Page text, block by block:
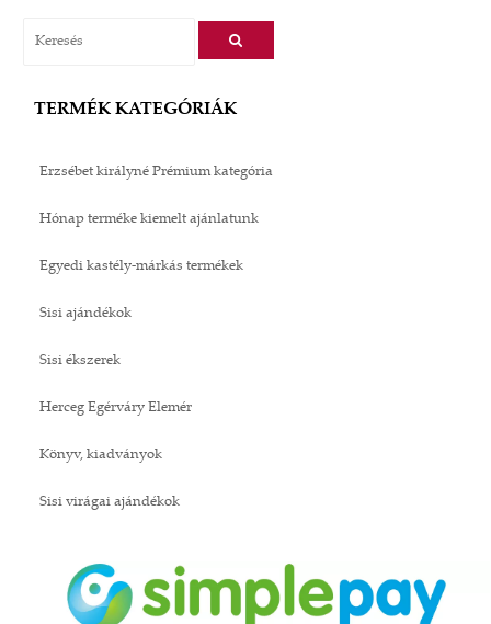
TERMÉK KATEGÓRIÁK
Erzsébet királyné Prémium kategória
Hónap terméke kiemelt ajánlatunk
Egyedi kastély-márkás termékek
Sisi ajándékok
Sisi ékszerek
Herceg Egérváry Elemér
Könyv, kiadványok
Sisi virágai ajándékok